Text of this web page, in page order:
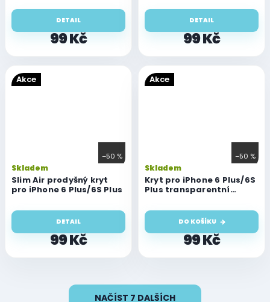
99 Kč
DETAIL
99 Kč
DETAIL
Akce
–50 %
Slim Air prodyšný kryt
pro iPhone 6 Plus/6S Plus
Skladem
99 Kč
DETAIL
Akce
–50 %
Kryt pro iPhone 6 Plus/6S
Plus transparentní
Skladem
99 Kč
DO KOŠÍKU
NAČÍST 7 DALŠÍCH